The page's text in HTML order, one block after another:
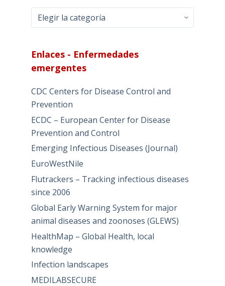
Entradas
–
categorías
Enlaces - Enfermedades
emergentes
CDC Centers for Disease Control and
Prevention
ECDC – European Center for Disease
Prevention and Control
Emerging Infectious Diseases (Journal)
EuroWestNile
Flutrackers – Tracking infectious diseases
since 2006
Global Early Warning System for major
animal diseases and zoonoses (GLEWS)
HealthMap – Global Health, local
knowledge
Infection landscapes
MEDILABSECURE